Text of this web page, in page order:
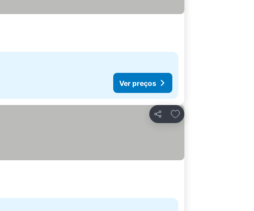
Ver preços
Partilhar
Adicionar aos favoritos